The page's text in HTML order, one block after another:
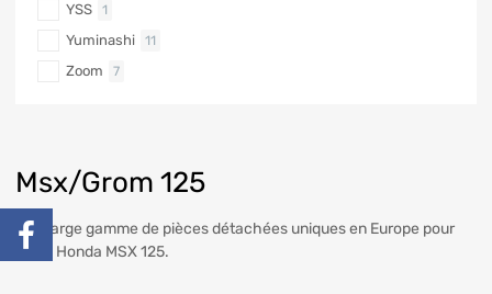
Msx/Grom 125
Une large gamme de pièces détachées uniques en Europe pour
votre Honda MSX 125.
YSS 1
Yuminashi 11
Zoom 7